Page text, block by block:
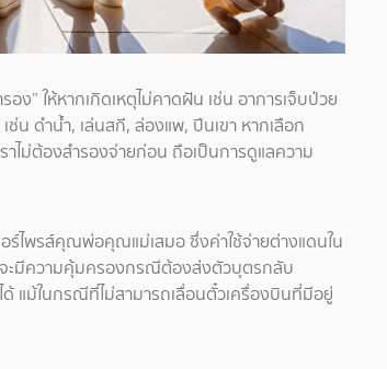
ง” ให้หากเกิดเหตุไม่คาดฝัน เช่น อาการเจ็บป่วย
น ดำน้ำ, เล่นสกี, ล่องแพ, ปีนเขา หากเลือก
ไม่ต้องสำรองจ่ายก่อน ถือเป็นการดูแลความ
ร์ไพรส์คุณพ่อคุณแม่เสมอ ซึ่งค่าใช้จ่ายต่างแดนใน
จะมีความคุ้มครองกรณีต้องส่งตัวบุตรกลับ
ด้ แม้ในกรณีที่ไม่สามารถเลื่อนตั๋วเครื่องบินที่มีอยู่